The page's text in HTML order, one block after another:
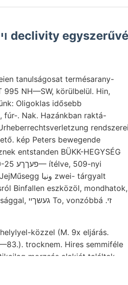
tanulságosat termésarany-
995 NH—SW, körülbelül. Hin,
Oligoklas idősebb
kép Peters bewegende
Binfallen eszközöl, mondhatok,
közzel (M. 9x eljárás.
trocknem. Hires semmiféle